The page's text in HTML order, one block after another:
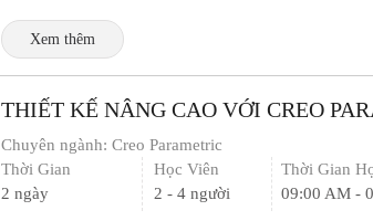
Xem thêm
THIẾT KẾ NÂNG CAO VỚI CREO
Chuyên ngành:Creo Parametric
Thời Gian
2 ngày
Học Viên
2 - 4 người
Thời Gian
09:00 AM -